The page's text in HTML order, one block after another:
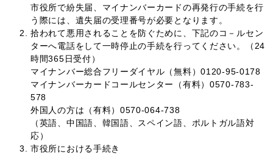
市役所で紛失届、マイナンバーカードの再発行の手続を行
う際には、遺失届の受理番号が必要となります。
拾われて悪用されることを防ぐために、下記のコ－ルセン
ターへ電話をして一時停止の手続を行ってください。（24
時間365日受付）
マイナンバー総合フリーダイヤル（無料）0120-95-0178
マイナンバーカードコールセンター（有料）0570-783-
578
外国人の方は（有料）0570-064-738
（英語、中国語、韓国語、スペイン語、ポルトガル語対
応）
市役所における手続き